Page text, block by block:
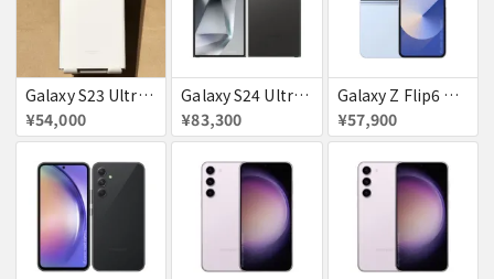
Galaxy S23 Ultra SC-52D クリーム docomo 送料無料
¥54,000
Galaxy S24 Ultra SCG26 512GB au チタニウムブラック 送料無料
¥83,300
Galaxy Z Flip6 ブルー 256GB au 送料無料
¥57,900